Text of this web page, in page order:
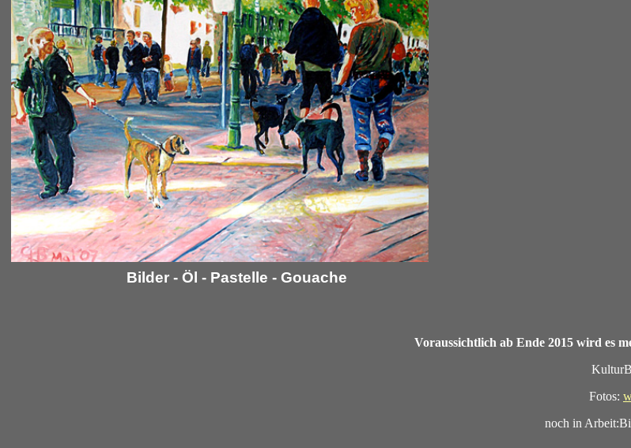
Bilder - Öl - Pastelle - Gouache
Voraussichtlich ab Ende 2015 wird es
Fotos:
noch in